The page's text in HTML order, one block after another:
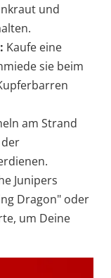
und
Kaufe eine
sie beim
am Strand
Junipers
Dragon" oder
um Deine